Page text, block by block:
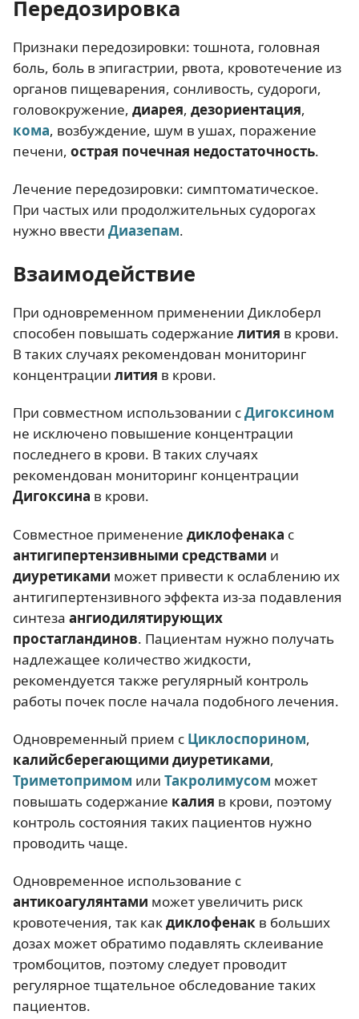
Передозировка
Признаки передозировки: тошнота, головная
боль, боль в эпигастрии, рвота, кровотечение из
органов пищеварения, сонливость, судороги,
головокружение, диарея, дезориентация,
кома, возбуждение, шум в ушах, поражение
печени, острая почечная недостаточность.
Лечение передозировки: симптоматическое.
При частых или продолжительных судорогах
нужно ввести Диазепам.
Взаимодействие
При одновременном применении Диклоберл
способен повышать содержание лития в крови.
В таких случаях рекомендован мониторинг
концентрации лития в крови.
При совместном использовании сДигоксином
не исключено повышение концентрации
последнего в крови. В таких случаях
рекомендован мониторинг концентрации
Дигоксина в крови.
Совместное применение диклофенака с
антигипертензивными средствами и
диуретиками может привести к ослаблению их
антигипертензивного эффекта из-за подавления
синтеза ангиодилятирующих
простагландинов. Пациентам нужно получать
надлежащее количество жидкости,
рекомендуется также регулярный контроль
работы почек после начала подобного лечения.
Одновременный прием с Циклоспорином,
калийсберегающими диуретиками,
Триметопримом или Такролимусом может
повышать содержание калия в крови, поэтому
контроль состояния таких пациентов нужно
проводить чаще.
Одновременное использование с
антикоагулянтами может увеличить риск
кровотечения, так какдиклофенак в больших
дозах может обратимо подавлять склеивание
тромбоцитов, поэтому следует проводит
регулярное тщательное обследование таких
пациентов.